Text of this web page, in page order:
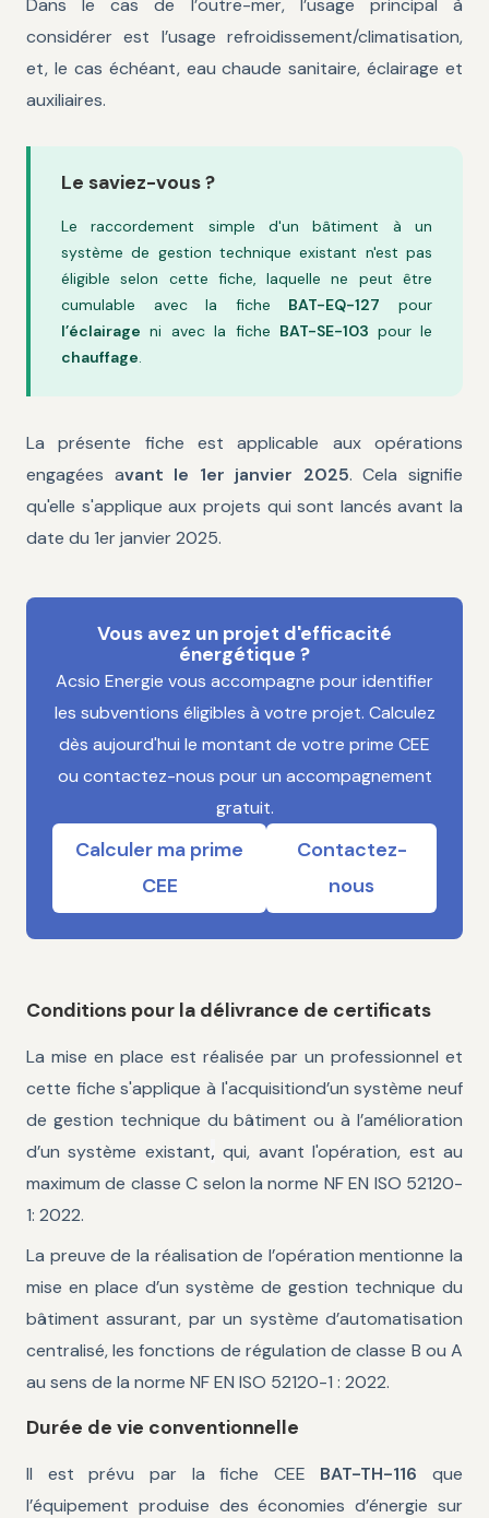
considérer est l’usage refroidissement/climatisation,
et, le cas échéant, eau chaude sanitaire, éclairage et
auxiliaires.
Le saviez-vous ?
Le raccordement simple d'un bâtiment à un
système de gestion technique existant n'est pas
éligible selon cette fiche, laquelle ne peut être
cumulable avec la fiche BAT-EQ-127 pour
l’éclairage ni avec la fiche BAT-SE-103 pour le
chauffage
La présente fiche est applicable aux opérations
engagées avant le 1er janvier 2025. Cela signifie
qu'elle s'applique aux projets qui sont lancés avant la
date du 1er janvier 2025.
Vous avez un projet d'efficacité
énergétique ?
Acsio Energie vous accompagne pour identifier
les subventions éligibles à votre projet. Calculez
dès aujourd'hui le montant de votre prime CEE
ou contactez-nous pour un accompagnement
gratuit.
Calculer ma prime
CEE
Contactez-
nous
Conditions pour la délivrance de certificats
La mise en place est réalisée par un professionnel et
cette fiche s'applique à l'acquisitiond’un système neuf
de gestion technique du bâtiment ou à l’amélioration
d’un système existant, qui, avant l'opération, est au
maximum de classe C selon la norme NF EN ISO 52120-
1: 2022.
La preuve de la réalisation de l’opération mentionne la
mise en place d’un système de gestion technique du
bâtiment assurant, par un système d’automatisation
centralisé, les fonctions de régulation de classe B ou A
au sens de la norme NF EN ISO 52120-1 : 2022.
Durée de vie conventionnelle
Il est prévu par la fiche CEE BAT-TH-116 que
l’équipement produise des économies d’énergie sur